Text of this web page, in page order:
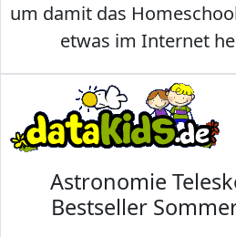
um damit das
etwas im Internet
Astronomie
Bestseller